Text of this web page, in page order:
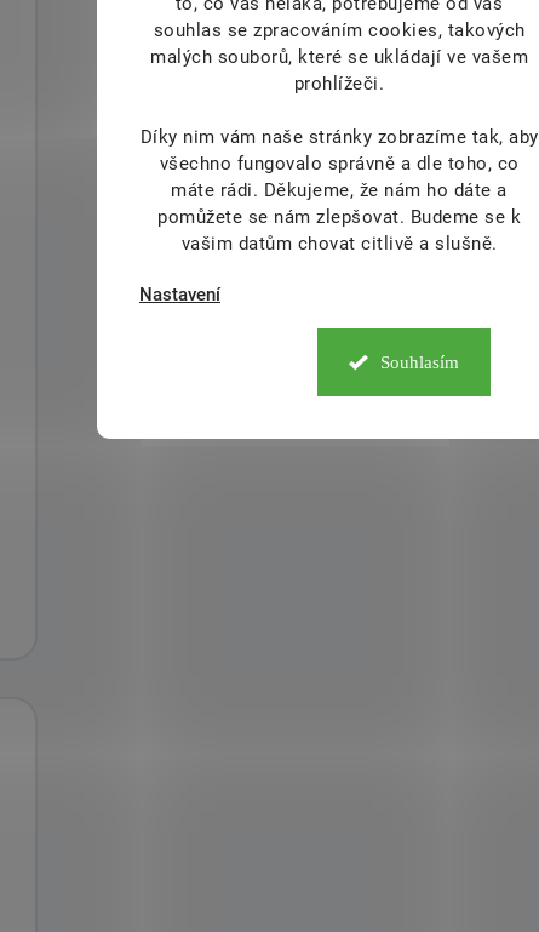
souhlas se zpracováním cookies, takových
malých souborů, které se ukládají ve vašem
prohlížeči.
Díky nim vám naše stránky zobrazíme tak, aby
všechno fungovalo správně a dle toho, co
máte rádi. Děkujeme, že nám ho dáte a
pomůžete se nám zlepšovat. Budeme se k
vašim datům chovat citlivě a slušně.
Nastavení
Souhlasím